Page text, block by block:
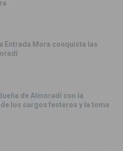
Entrada Mora conquista las
de Almoradí con la
los cargos festeros y la toma